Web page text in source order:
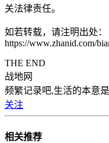
关法律责任。
如若转载，请注明出处：
https://www.zhanid.com/
THE END
战地网
频繁记录吧,生活的本意
关注
相关推荐